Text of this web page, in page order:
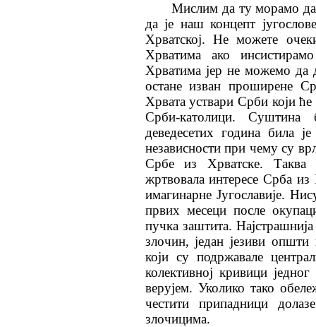
Мислим да ту морамо
да је наш концепт
Хрватској. Не можете
Хрватима ако
Хрватима јер не можемо да
остане изван проширене
Хрвата уствари Срби који
Срби-католици. Суштина
деведесетих година била
независности при чему су
Србе из Хрватске. Таква
жртвовала интересе Срба из
имагинарне Југославије.
првих месеци после
пучка заштита.
злочин, један језиви
који су подржавале
колективној кривици
верујем. Уколико тако
честити припадници
злочицима.